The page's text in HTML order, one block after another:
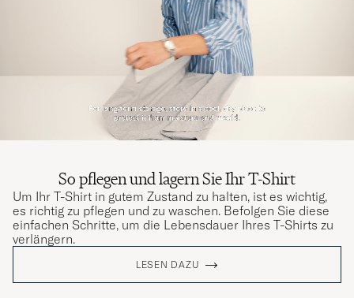
So pflegen und lagern Sie Ihr T-Shirt
Um Ihr T-Shirt in gutem Zustand zu halten, ist es wichtig,
es richtig zu pflegen und zu waschen. Befolgen Sie diese
einfachen Schritte, um die Lebensdauer Ihres T-Shirts zu
verlängern.
LESEN DAZU